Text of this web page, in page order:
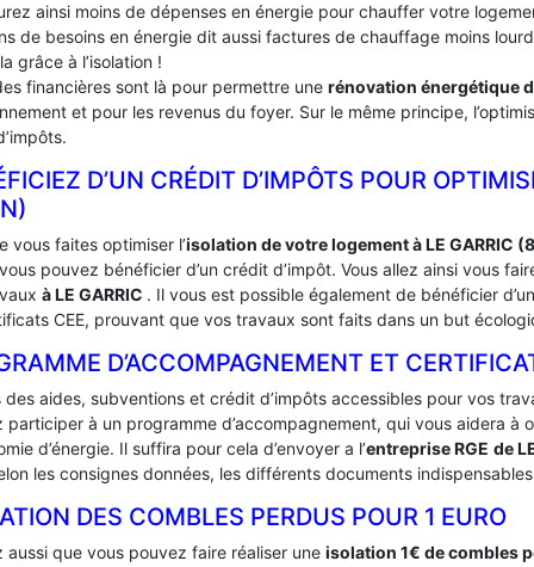
ainsi moins de dépenses en énergie pour chauffer votre
de besoins en énergie dit aussi factures de chauffage moins
grâce à l’isolation !
financières sont là pour permettre une rénovation énergétique
et pour les revenus du foyer. Sur le même principe,
D’UN CRÉDIT D’IMPÔTS POUR
vous faites optimiser l’isolation de votre logement à LE GARRIC
pouvez bénéficier d’un crédit d’impôt. Vous allez ainsi vous
à LE GARRIC . Il vous est possible également de bénéficier
CEE, prouvant que vos travaux sont faits dans un but
D’ACCOMPAGNEMENT ET
des aides, subventions et crédit d’impôts accessibles pour vos
participer à un programme d’accompagnement, qui vous aidera à
d’énergie. Il suffira pour cela d’envoyer a l’entreprise RGE de
les consignes données, les différents documents
DES COMBLES PERDUS POUR 1 EURO
aussi que vous pouvez faire réaliser une isolation 1€ de combles